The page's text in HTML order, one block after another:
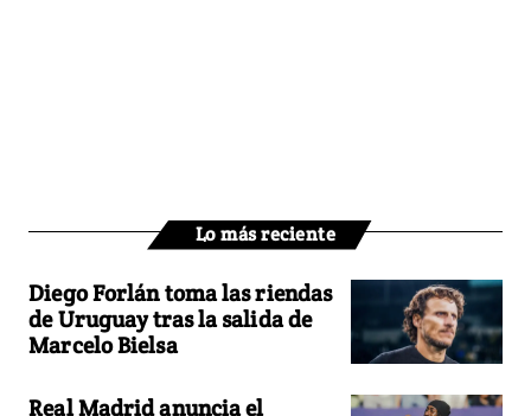
Lo más reciente
Diego Forlán toma las riendas
de Uruguay tras la salida de
Marcelo Bielsa
Real Madrid anuncia el